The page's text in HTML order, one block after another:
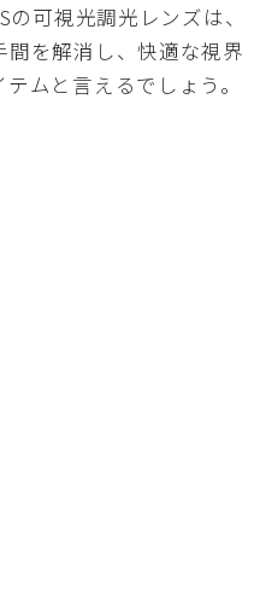
可視光調光レンズは、
を解消し、快適な視界
ムと言えるでしょう。